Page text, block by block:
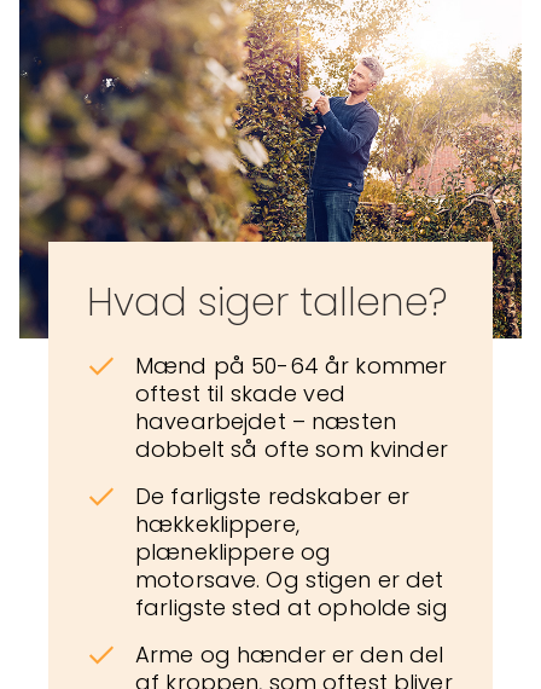
Hvad siger tallene?
Mænd på 50-64 år kommer
oftest til skade ved
havearbejdet – næsten
dobbelt så ofte som kvinder
De farligste redskaber er
hækkeklippere,
plæneklippere og
motorsave. Og stigen er det
farligste sted at opholde sig
Arme og hænder er den del
af kroppen, som oftest bliver